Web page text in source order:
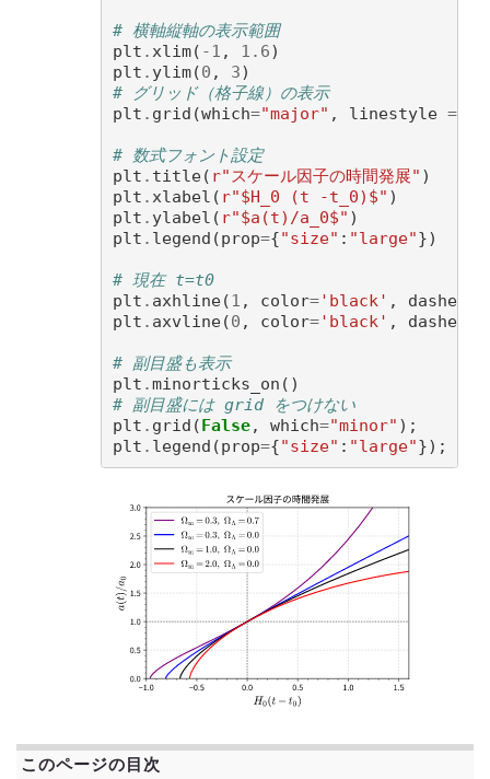
# 横軸縦軸の表示範囲
plt . xlim( -1 , 1.6)
plt . ylim(0 , 3)
# グリッド（格子線）の表示
plt . grid (which="major" , linestyle =
# 数式フォント設定
plt . title( r"スケール因子の時間発展" )
plt . xlabel ( r"$H_0 (t -t_0)$" )
plt . ylabel ( r"$a(t)/a_0$" )
plt . legend (prop={"size" : "large"})
# 現在 t=t0
plt . axhline(1 , color='black' , dashes
plt . axvline(0 , color='black' , dashes
# 副目盛も表示
plt .minorticks_on ()
# 副目盛には grid をつけない
plt . grid (False, which="minor" );
plt . legend (prop={"size" : "large"});
このページの目次